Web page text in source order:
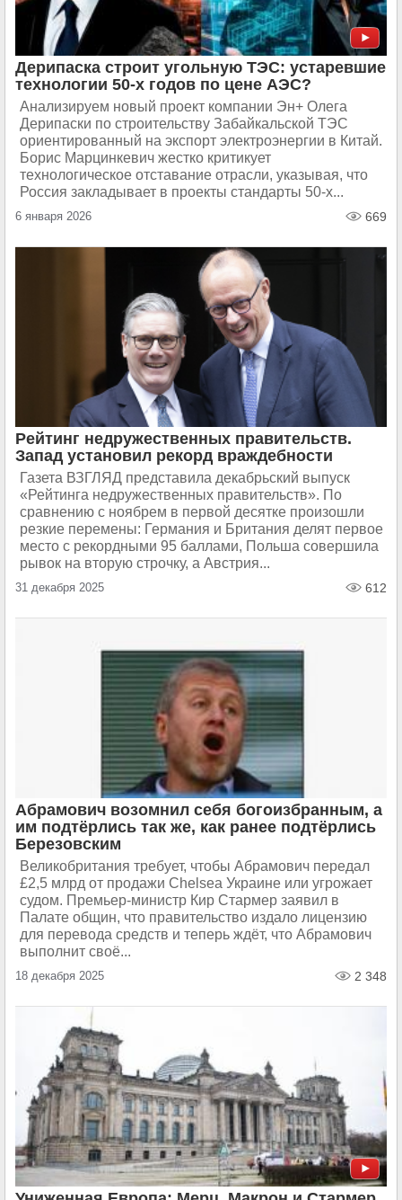
Дерипаска строит угольную ТЭС: устаревшие
технологии 50-х годов по цене АЭС?
Анализируем новый проект компании Эн+ Олега
Дерипаски по строительству Забайкальской ТЭС
ориентированный на экспорт электроэнергии в Китай.
Борис Марцинкевич жестко критикует
технологическое отставание отрасли, указывая, что
Россия закладывает в проекты стандарты 50-х...
6 января 2026 669
Рейтинг недружественных правительств.
Запад установил рекорд враждебности
Газета ВЗГЛЯД представила декабрьский выпуск
«Рейтинга недружественных правительств». По
сравнению с ноябрем в первой десятке произошли
резкие перемены: Германия и Британия делят первое
место с рекордными 95 баллами, Польша совершила
рывок на вторую строчку, а Австрия...
31 декабря 2025 612
Абрамович возомнил себя богоизбранным, а
им подтёрлись так же, как ранее подтёрлись
Березовским
Великобритания требует, чтобы Абрамович передал
£2,5 млрд от продажи Chelsea Украине или угрожает
судом. Премьер-министр Кир Стармер заявил в
Палате общин, что правительство издало лицензию
для перевода средств и теперь ждёт, что Абрамович
выполнит своё...
18 декабря 2025 2 348